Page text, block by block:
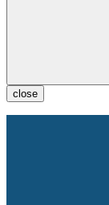
close